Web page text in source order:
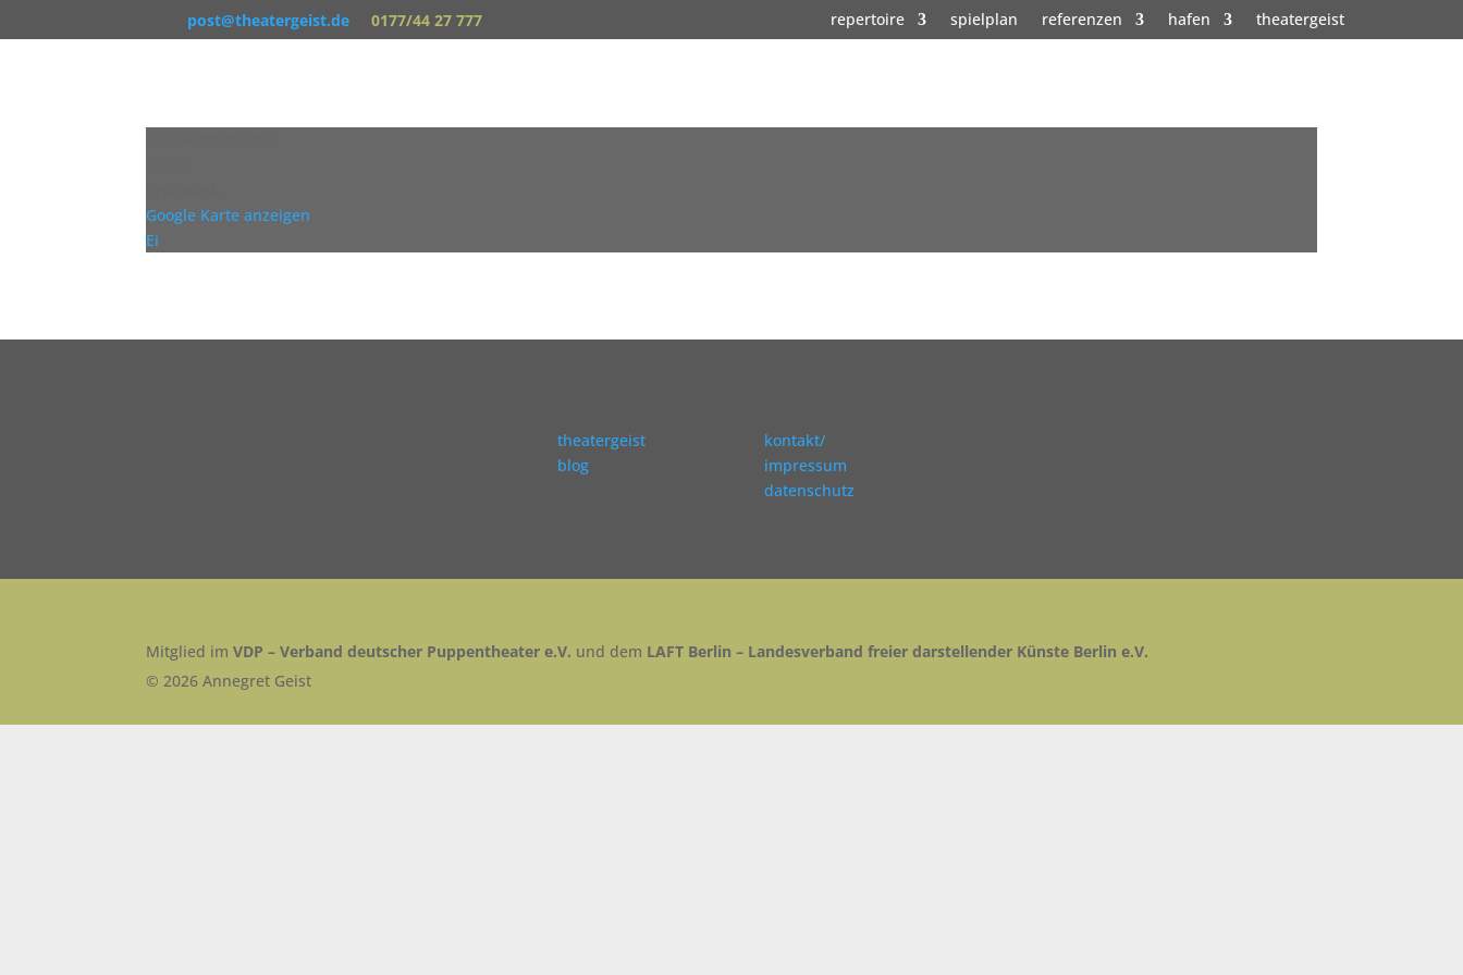
post@theatergeist.de0177/44 27 777 repertoire spielplan referenzen hafen theatergeist
Google Karte anzeigen
Ei
theatergeist
blog
kontakt/
impressum
datenschutz
Mitglied imVDP – Verband deutscher Puppentheater e.V. und dem LAFT Berlin – Landesverband freier darstellender Künste Berlin e.V.
© 2026 Annegret Geist